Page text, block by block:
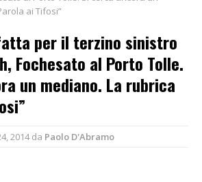
ai Tifosi”
per il terzino sinistro
Fochesato al Porto Tolle.
un mediano. La rubrica
2014da Paolo D'Abramo